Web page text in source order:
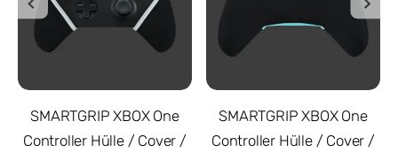
SMARTGRIP XBOX One
Controller Hülle / Cover /
SMARTGRIP XBOX One
Controller Hülle / Cover /